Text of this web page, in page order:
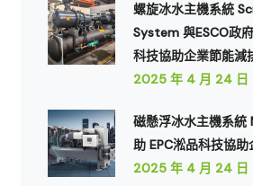
螺旋冰水主機系統
System 與ESCO政
科技協助企業節能減
2025 年 4 月 24 日
磁懸浮冰水主機系統
助 EPC淞品科技協
2025 年 4 月 24 日